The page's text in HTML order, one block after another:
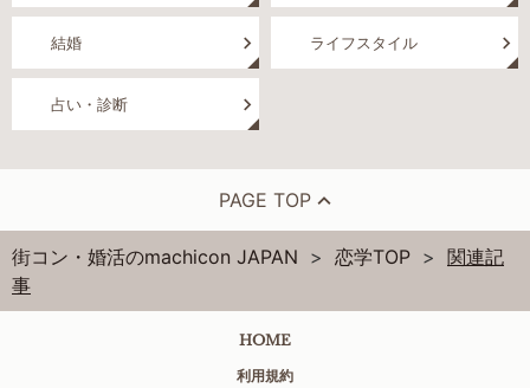
結婚 ライフスタイル
占い・診断
PAGE TOP
街コン・婚活のmachicon JAPAN 恋学TOP
関連記
事
HOME
利用規約